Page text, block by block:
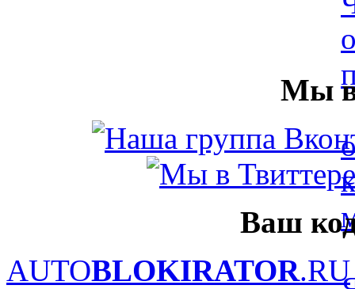
Мы в
Ваш
AUTOBLOKIRATOR.RU